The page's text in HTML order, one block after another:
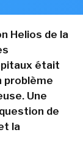
Helios de la
était
problème
Une
de
la